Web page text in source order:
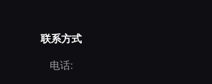
联系方式
电话: